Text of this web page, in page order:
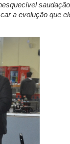
a evolução que